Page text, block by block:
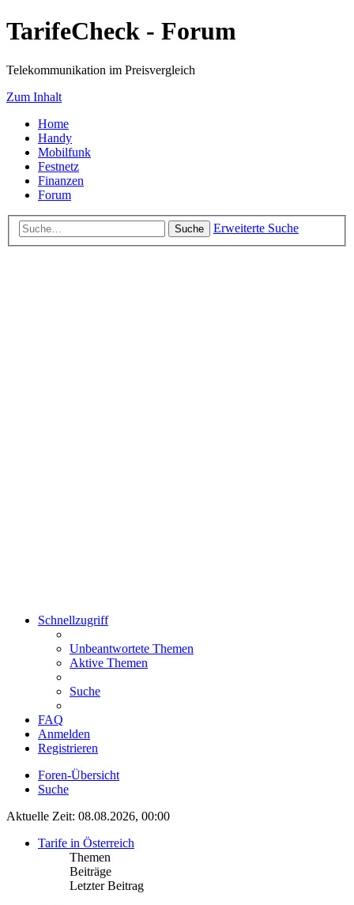
TarifeCheck - Forum
Telekommunikation im Preisvergleich
Zum Inhalt
Home
Handy
Mobilfunk
Festnetz
Finanzen
Forum
Suche Erweiterte Suche
Schnellzugriff
Unbeantwortete Themen
Aktive Themen
Suche
FAQ
Anmelden
Registrieren
Foren-Übersicht
Suche
Aktuelle Zeit: 08.08.2026, 00:00
Tarife in Österreich
Themen
Beiträge
Letzter Beitrag